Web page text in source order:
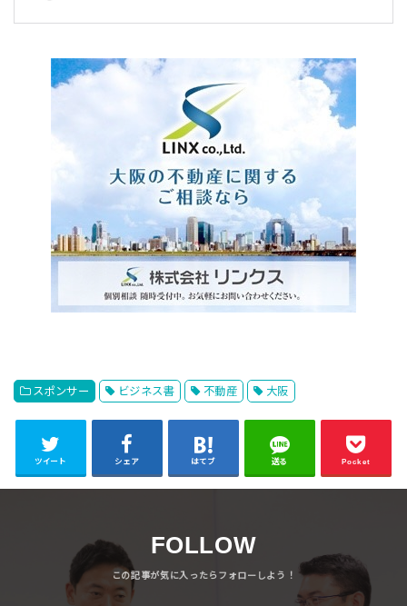
スポンサー ビジネス書 不動産 大阪
ツイート シェア はてブ 送る Pocket
FOLLOW